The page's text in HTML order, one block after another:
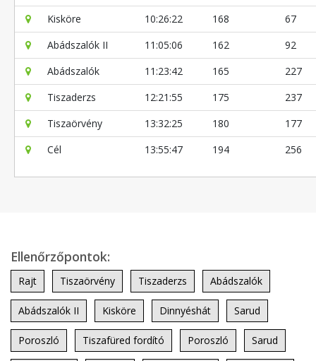
Kisköre
10:26:22 168
67
Abádszalók II
11:05:06 162
92
Abádszalók
11:23:42 165
227
Tiszaderzs
12:21:55 175
237
Tiszaörvény
13:32:25 180
177
Cél
13:55:47 194 256
Ellenőrzőpontok:
Rajt Tiszaörvény Tiszaderzs Abádszalók
Abádszalók II Kisköre Dinnyéshát Sarud
Poroszló Tiszafüred fordító Poroszló Sarud